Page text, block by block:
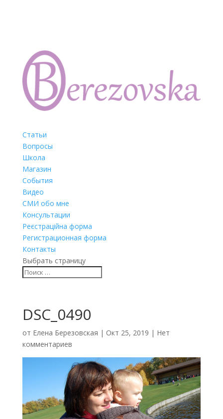
Статьи
Вопросы
Школа
Магазин
События
Видео
СМИ обо мне
Консультации
Реєстраційна форма
Регистрационная форма
Контакты
Выбрать страницу
DSC_0490
от Елена Березовская | Окт 25, 2019 | Нет
комментариев